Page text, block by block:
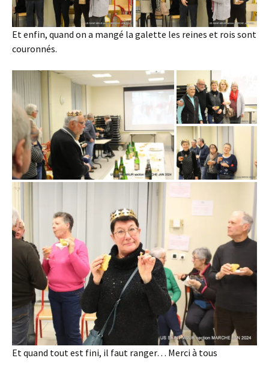
Et enfin, quand on a mangé la galette les reines et rois sont
couronnés.
Et quand tout est fini, il faut ranger… Merci à tous